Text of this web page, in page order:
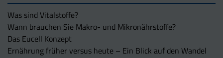
Was sind Vitalstoffe?
Wann brauchen Sie Makro- und Mikronährstoffe?
Das Eucell Konzept
Ernährung früher versus heute – Ein Blick auf den Wandel